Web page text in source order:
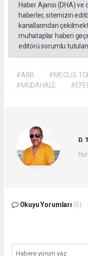
Haber Ajansı (DHA)
haberler, sitemizin
kanallarından
muhataplar haberi
editörü sorumlu
#ABB #MECLİS
#MÜDAHALE
D.
Okuyu Yorumları (0)